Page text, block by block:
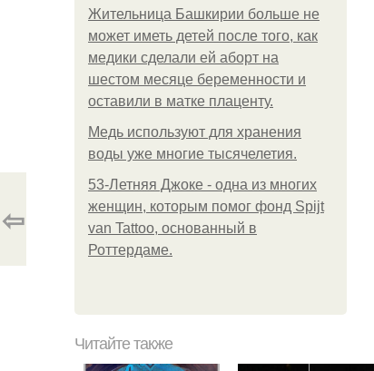
Жительница Башкирии больше не
может иметь детей после того, как
медики сделали ей аборт на
шестом месяце беременности и
оставили в матке плаценту.
Медь используют для хранения
воды уже многие тысячелетия.
53-Летняя Джоке - одна из многих
женщин, которым помог фонд Spijt
van Tattoo, основанный в
Роттердаме.
⇦
Читайте также